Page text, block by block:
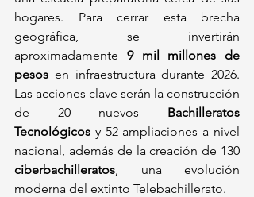
hogares. Para cerrar esta brecha
geográfica, se invertirán
aproximadamente 9 mil millones de
pesos en infraestructura durante 2026.
Las acciones clave serán la construcción
de 20 nuevos Bachilleratos
Tecnológicos y 52 ampliaciones a nivel
ciberbachilleratos, una evolución
moderna del extinto Telebachillerato.